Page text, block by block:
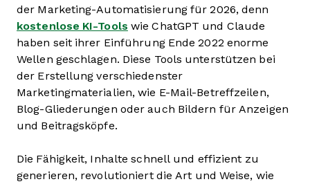
der Marketing-Automatisierung für 2026, denn
kostenlose KI-Tools wie ChatGPT und Claude
haben seit ihrer Einführung Ende 2022 enorme
Wellen geschlagen. Diese Tools unterstützen bei
der Erstellung verschiedenster
Marketingmaterialien, wie E-Mail-Betreffzeilen,
Blog-Gliederungen oder auch Bildern für Anzeigen
und Beitragsköpfe.
Die Fähigkeit, Inhalte schnell und effizient zu
generieren, revolutioniert die Art und Weise, wie